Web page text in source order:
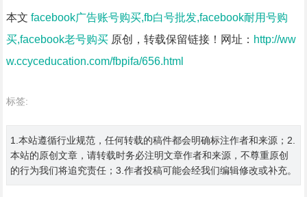
本文 facebook广告账号购买,fb白号批发,facebook耐用号购
买,facebook老号购买原创，转载保留链接！网址： http://ww
w.ccyceducation.com/fbpifa/656.html
标签:
1.本站遵循行业规范，任何转载的稿件都会明确标注作者和来源；2.
本站的原创文章，请转载时务必注明文章作者和来源，不尊重原创
的行为我们将追究责任；3.作者投稿可能会经我们编辑修改或补充。